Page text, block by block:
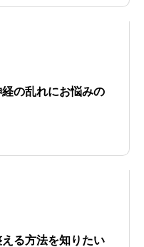
の乱れにお悩みの
る方法を知りたい